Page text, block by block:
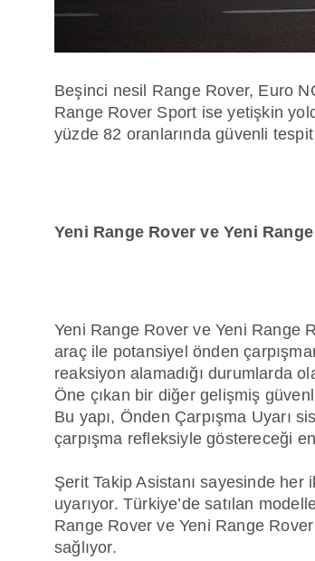
Beşinci nesil Range Rover, Euro
Range Rover Sport ise yetişkin
yüzde 82 oranlarında güvenli
Yeni Range Rover ve Yeni
Yeni Range Rover ve Yeni Range
araç ile potansiyel önden
reaksiyon alamadığı durumlarda
Öne çıkan bir diğer gelişmiş
Bu yapı, Önden Çarpışma Uyarı
çarpışma refleksiyle göstereceği
Şerit Takip Asistanı sayesinde her
uyarıyor. Türkiye’de satılan
Range Rover ve Yeni Range
sağlıyor.